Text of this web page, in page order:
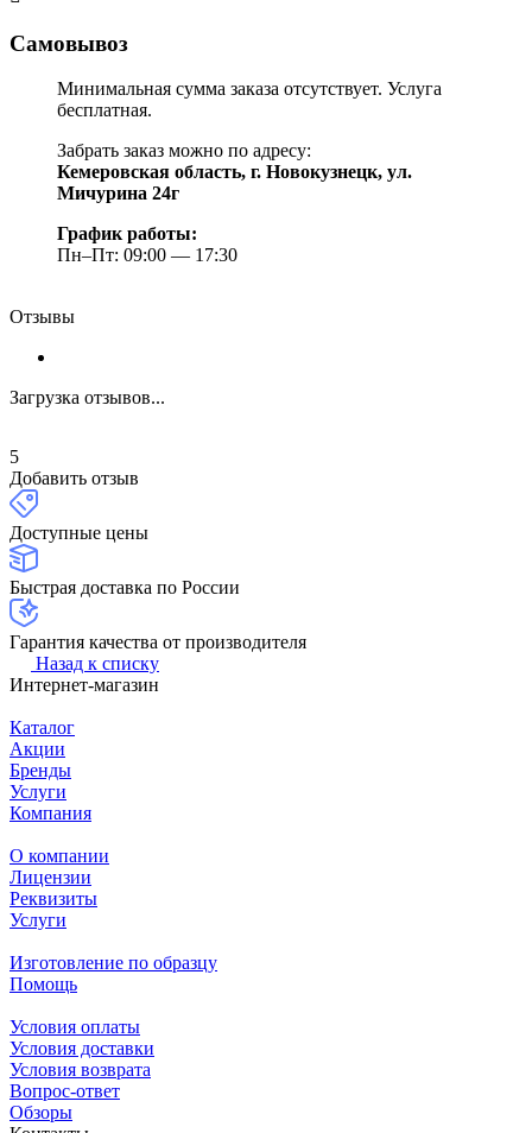
Самовывоз
Минимальная сумма заказа отсутствует. Услуга
бесплатная.
Забрать заказ можно по адресу:
Кемеровская область, г. Новокузнецк, ул.
Мичурина 24г
График работы:
Пн–Пт: 09:00 — 17:30
Отзывы
Загрузка отзывов...
5
Добавить отзыв
Доступные цены
Быстрая доставка по России
Гарантия качества от производителя
Назад к списку
Интернет-магазин
Каталог
Акции
Бренды
Услуги
Компания
О компании
Лицензии
Реквизиты
Услуги
Изготовление по образцу
Помощь
Условия оплаты
Условия доставки
Условия возврата
Вопрос-ответ
Обзоры